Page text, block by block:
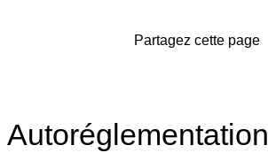
Partagez cette page
Autoréglementation